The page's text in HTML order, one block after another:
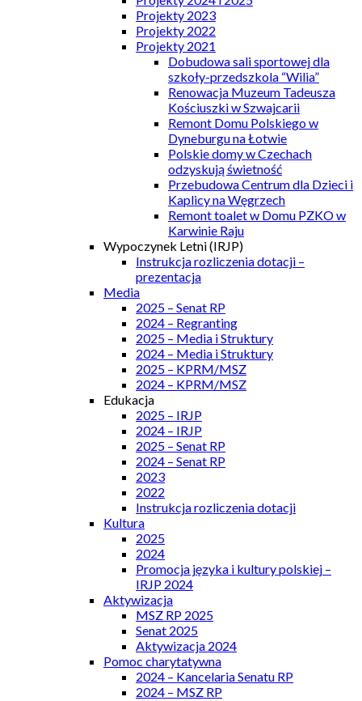
Projekty 2023
Projekty 2022
Projekty 2021
Dobudowa sali sportowej dla
szkoły-przedszkola “Wilia”
Renowacja Muzeum Tadeusza
Kościuszki w Szwajcarii
Remont Domu Polskiego w
Dyneburgu na Łotwie
Polskie domy w Czechach
odzyskują świetność
Przebudowa Centrum dla Dzieci i
Kaplicy na Węgrzech
Remont toalet w Domu PZKO w
Karwinie Raju
Wypoczynek Letni (IRJP)
Instrukcja rozliczenia dotacji –
prezentacja
Media
2025 – Senat RP
2024 – Regranting
2025 – Media i Struktury
2024 – Media i Struktury
2025 – KPRM/MSZ
2024 – KPRM/MSZ
Edukacja
2025 – IRJP
2024 – IRJP
2025 – Senat RP
2024 – Senat RP
2023
2022
Instrukcja rozliczenia dotacji
Kultura
2025
2024
Promocja języka i kultury polskiej –
IRJP 2024
Aktywizacja
MSZ RP 2025
Senat 2025
Aktywizacja 2024
Pomoc charytatywna
2024 – Kancelaria Senatu RP
2024 – MSZ RP